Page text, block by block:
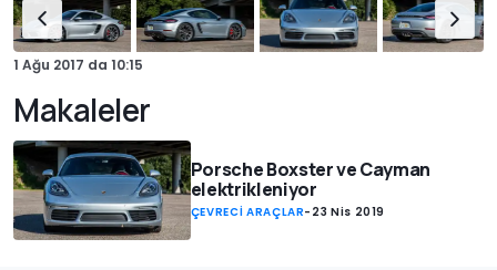
1 Ağu 2017 da 10:15
Makaleler
Porsche Boxster ve Cayman
elektrikleniyor
ÇEVRECİ ARAÇLAR- 23 Nis 2019